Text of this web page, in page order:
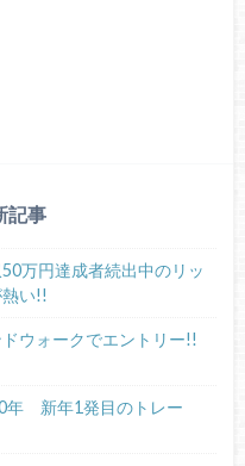
記事
50万円達成者続出中のリッ
い!!
ドウォークでエントリー!!
年 新年1発目のトレー